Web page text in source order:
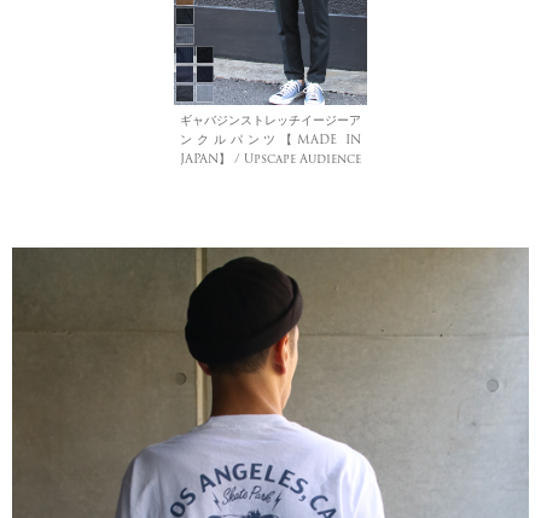
ギャバジンストレッチイージーア
ンクルパンツ【MADE IN
JAPAN】 / Upscape Audience